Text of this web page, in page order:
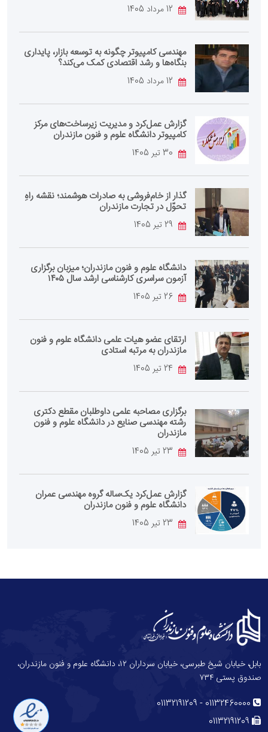
مهندسی کامپیوتر چگونه به توسعه بازار، پایداری
بنگاه‌ها و رشد اقتصادی کمک می‌کند؟
گزارش عمل‌کرد و مدیریت زیرساخت‌های مرکز
کامپیوتر دانشگاه علوم و فنون مازندران
گذار از خام‌فروشی به صادرات هوشمند؛ نقشه راهِ
تحوّل در تجارت مازندران
دانشگاه علوم و فنون مازندران؛ میزبان برگزاری
آزمون سراسری کارشناسی‌ ارشد سال ۱۴۰۵
ارتقای عضو هیات علمی دانشگاه علوم و فنون
مازندران به مرتبه استادی
برگزاری مصاحبه علمی داوطلبان مقطع دکتری
رشته مهندسی صنایع در دانشگاه علوم و فنون
مازندران
گزارش عمل‌کرد یک‌ساله گروه مهندسی عمران
دانشگاه علوم و فنون مازندران
بابل، خیابان شیخ طبرسی، خیابان سرداران ۱۲، دانشگاه علوم و فنون مازندران،
صندوق پستی ۷۳۴
01132460000
-
01132191209
01132191209